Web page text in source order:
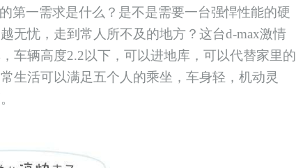
第一需求是什么？是不是需要一台强悍性能的硬
无忧，走到常人所不及的地方？这台d-max激情
车辆高度2.2以下，可以进地库，可以代替家里的
生活可以满足五个人的乘坐，车身轻，机动灵